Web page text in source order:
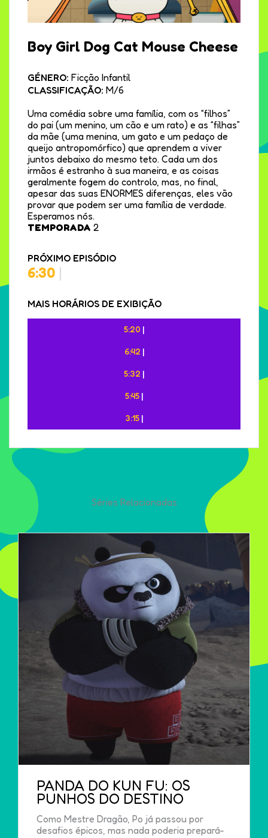
Boy Girl Dog Cat Mouse Cheese
GÉNERO: Ficção Infantil
CLASSIFICAÇÃO: M/6
Uma comédia sobre uma família, com os “filhos”
do pai (um menino, um cão e um rato) e as “filhas”
da mãe (uma menina, um gato e um pedaço de
queijo antropomórfico) que aprendem a viver
juntos debaixo do mesmo teto. Cada um dos
irmãos é estranho à sua maneira, e as coisas
geralmente fogem do controlo, mas, no final,
apesar das suas ENORMES diferenças, eles vão
provar que podem ser uma família de verdade.
Esperamos nós.
TEMPORADA 2
PRÓXIMO EPISÓDIO
6:30 |
MAIS HORÁRIOS DE EXIBIÇÃO
5:20 |
6:42 |
5:32 |
5:45 |
3:15 |
Séries Relacionadas
PANDA DO KUN FU: OS
PUNHOS DO DESTINO
Como Mestre Dragão, Po já passou por
desafios épicos, mas nada poderia prepará-